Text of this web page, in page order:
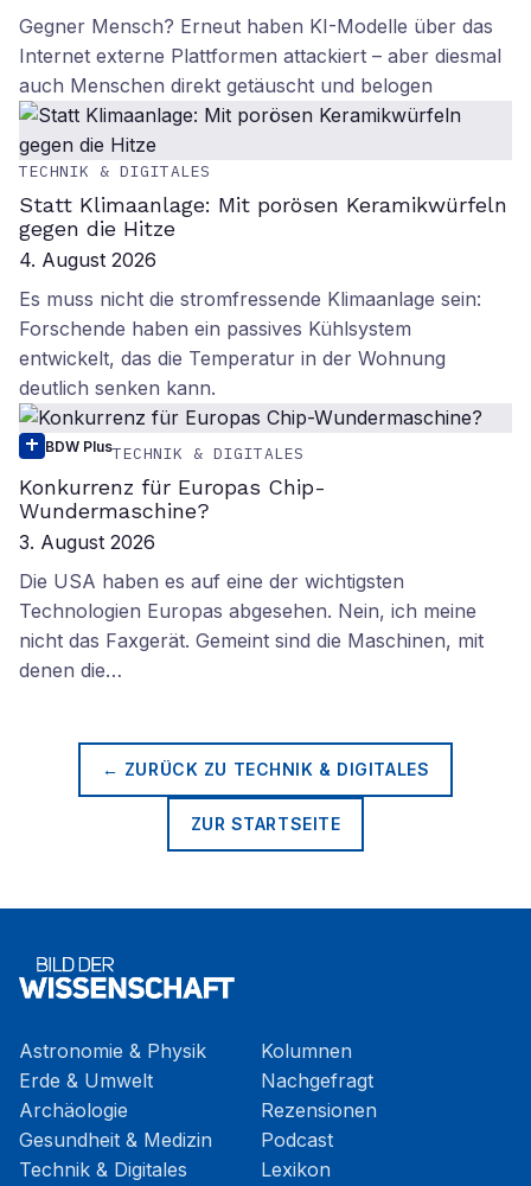
Gegner Mensch? Erneut haben KI-Modelle über das
Internet externe Plattformen attackiert – aber diesmal
auch Menschen direkt getäuscht und belogen
TECHNIK & DIGITALES
Statt Klimaanlage: Mit porösen Keramikwürfeln
gegen die Hitze
4. August 2026
Es muss nicht die stromfressende Klimaanlage sein:
Forschende haben ein passives Kühlsystem
entwickelt, das die Temperatur in der Wohnung
deutlich senken kann.
BDW PlusTECHNIK & DIGITALES
Konkurrenz für Europas Chip-
Wundermaschine?
3. August 2026
Die USA haben es auf eine der wichtigsten
Technologien Europas abgesehen. Nein, ich meine
nicht das Faxgerät. Gemeint sind die Maschinen, mit
denen die…
← ZURÜCK ZU TECHNIK & DIGITALES
ZUR STARTSEITE
Astronomie & Physik
Erde & Umwelt
Archäologie
Gesundheit & Medizin
Technik & Digitales
Kolumnen
Nachgefragt
Rezensionen
Podcast
Lexikon